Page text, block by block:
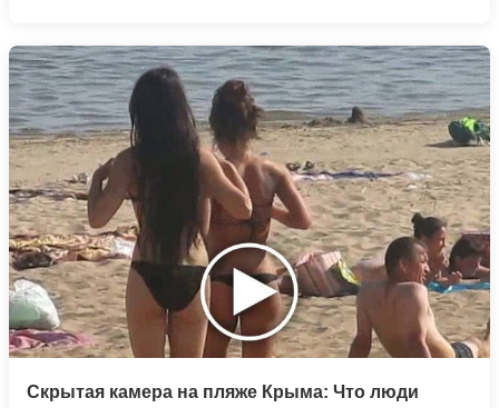
Скрытая камера на пляже Крыма: Что люди